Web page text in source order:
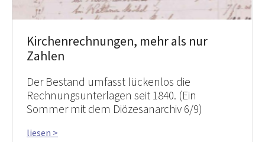
Kirchenrechnungen, mehr als nur
Zahlen
Der Bestand umfasst lückenlos die
Rechnungsunterlagen seit 1840. (Ein
Sommer mit dem Diözesanarchiv 6/9)
liesen >